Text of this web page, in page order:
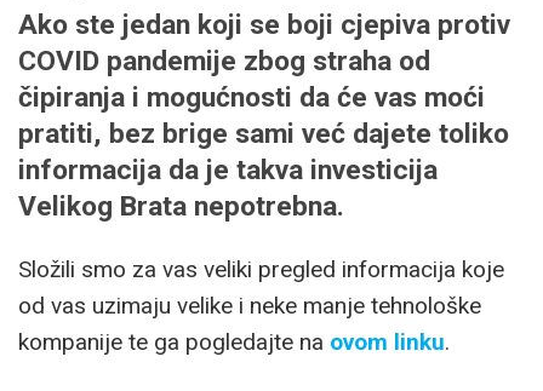
Ako ste jedan koji se boji cjepiva protiv
COVID pandemije zbog straha od
čipiranja i mogućnosti da će vas moći
pratiti, bez brige sami već dajete toliko
informacija da je takva investicija
Velikog Brata nepotrebna.
Složili smo za vas veliki pregled informacija koje
od vas uzimaju velike i neke manje tehnološke
kompanije te ga pogledajte na ovom linku.